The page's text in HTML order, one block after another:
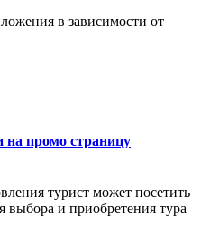
в зависимости от
на промо страницу
турист может посетить
и приобретения тура